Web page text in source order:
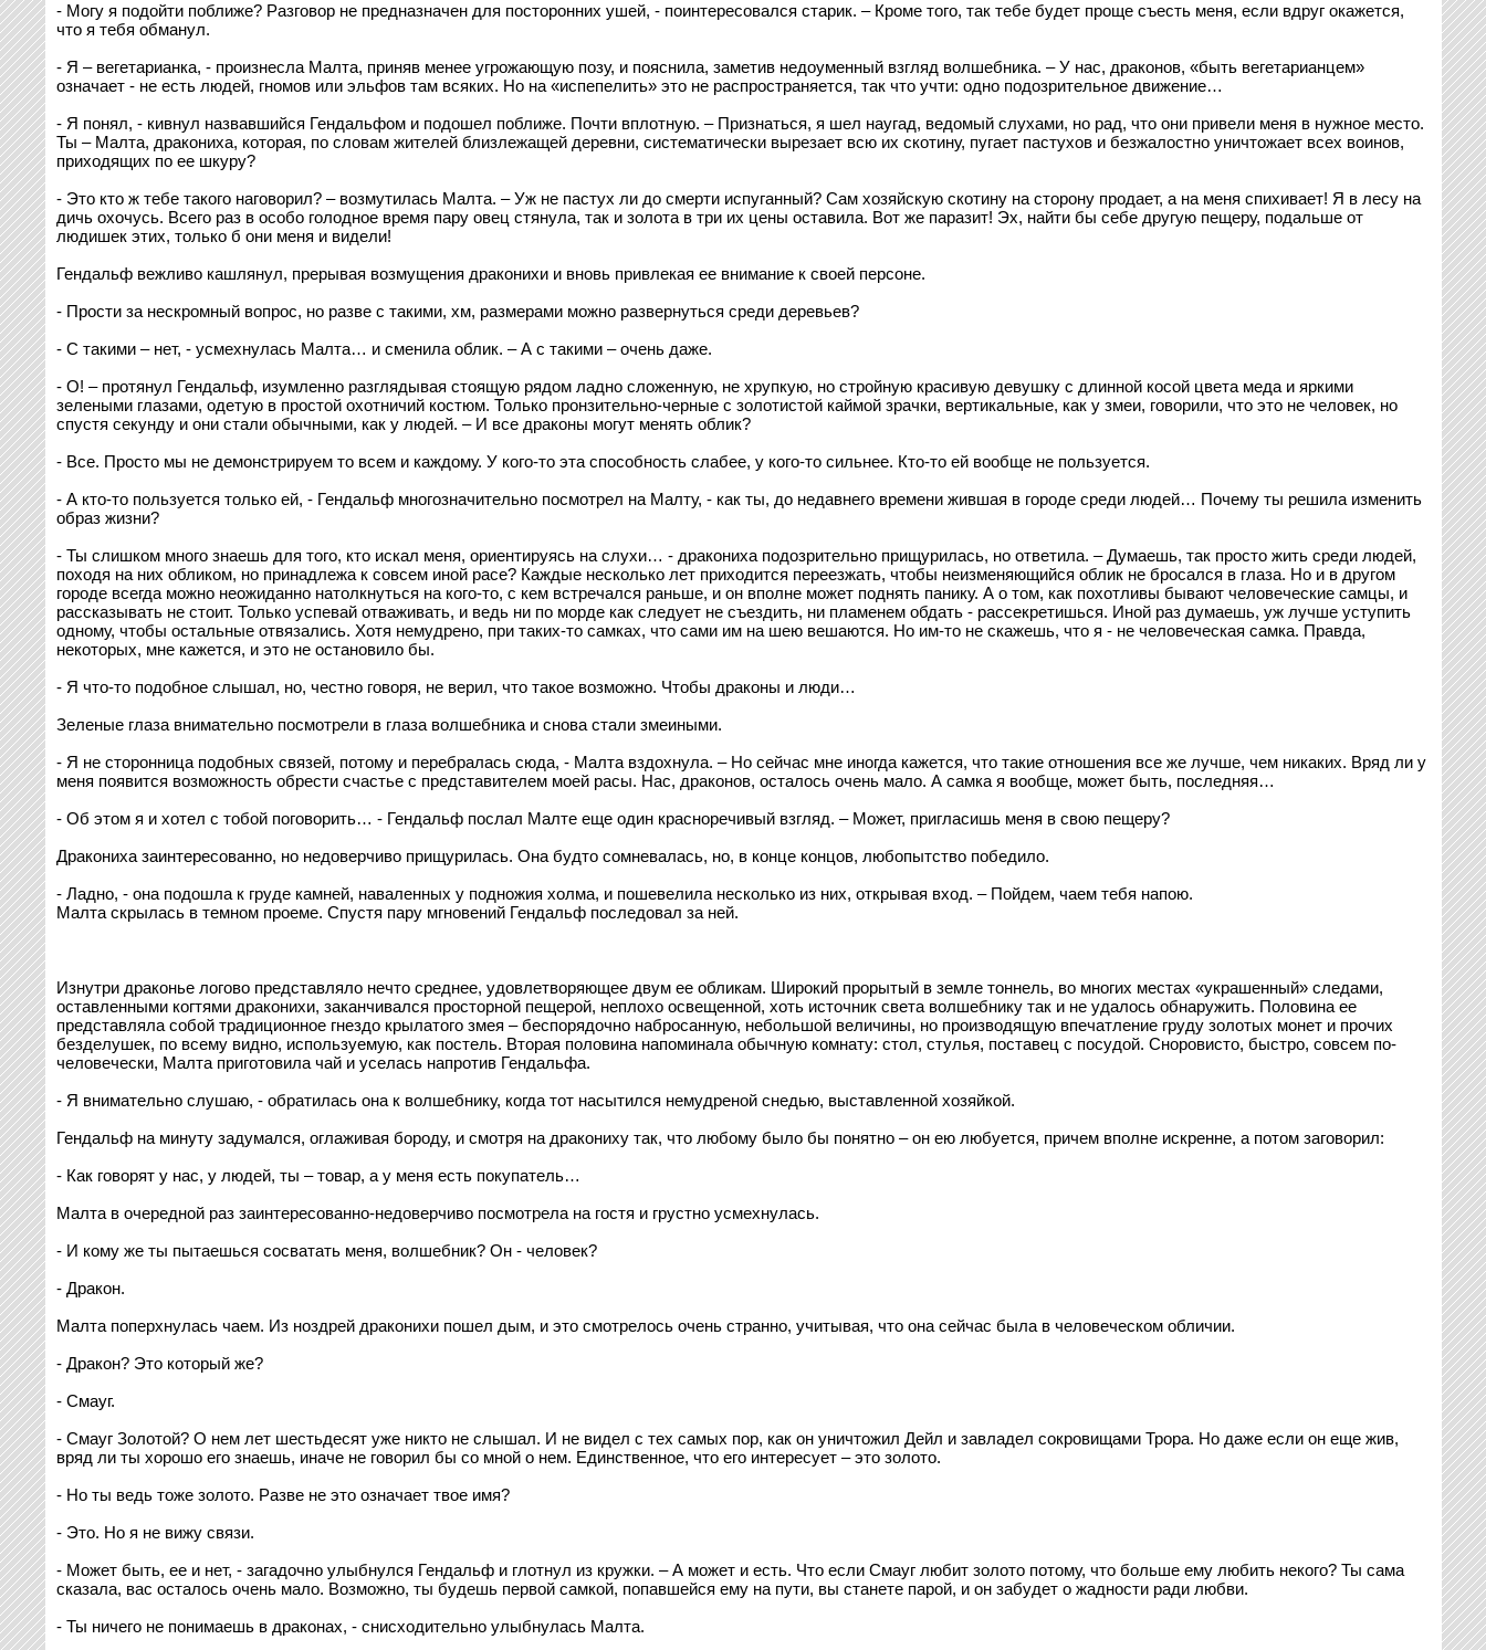
- Могу я подойти поближе? Разговор не предназначен для посторонних ушей, - поинтересовался старик. – Кроме того, так тебе будет проще съесть меня, если вдруг окажется,
что я тебя обманул.
- Я – вегетарианка, - произнесла Малта, приняв менее угрожающую позу, и пояснила, заметив недоуменный взгляд волшебника. – У нас, драконов, «быть вегетарианцем»
означает - не есть людей, гномов или эльфов там всяких. Но на «испепелить» это не распространяется, так что учти: одно подозрительное движение…
- Я понял, - кивнул назвавшийся Гендальфом и подошел поближе. Почти вплотную. – Признаться, я шел наугад, ведомый слухами, но рад, что они привели меня в нужное место.
Ты – Малта, дракониха, которая, по словам жителей близлежащей деревни, систематически вырезает всю их скотину, пугает пастухов и безжалостно уничтожает всех воинов,
приходящих по ее шкуру?
- Это кто ж тебе такого наговорил? – возмутилась Малта. – Уж не пастух ли до смерти испуганный? Сам хозяйскую скотину на сторону продает, а на меня спихивает! Я в лесу на
дичь охочусь. Всего раз в особо голодное время пару овец стянула, так и золота в три их цены оставила. Вот же паразит! Эх, найти бы себе другую пещеру, подальше от
людишек этих, только б они меня и видели!
Гендальф вежливо кашлянул, прерывая возмущения драконихи и вновь привлекая ее внимание к своей персоне.
- Прости за нескромный вопрос, но разве с такими, хм, размерами можно развернуться среди деревьев?
- С такими – нет, - усмехнулась Малта… и сменила облик. – А с такими – очень даже.
- О! – протянул Гендальф, изумленно разглядывая стоящую рядом ладно сложенную, не хрупкую, но стройную красивую девушку с длинной косой цвета меда и яркими
зелеными глазами, одетую в простой охотничий костюм. Только пронзительно-черные с золотистой каймой зрачки, вертикальные, как у змеи, говорили, что это не человек, но
спустя секунду и они стали обычными, как у людей. – И все драконы могут менять облик?
- Все. Просто мы не демонстрируем то всем и каждому. У кого-то эта способность слабее, у кого-то сильнее. Кто-то ей вообще не пользуется.
- А кто-то пользуется только ей, - Гендальф многозначительно посмотрел на Малту, - как ты, до недавнего времени жившая в городе среди людей… Почему ты решила изменить
образ жизни?
- Ты слишком много знаешь для того, кто искал меня, ориентируясь на слухи… - дракониха подозрительно прищурилась, но ответила. – Думаешь, так просто жить среди людей,
походя на них обликом, но принадлежа к совсем иной расе? Каждые несколько лет приходится переезжать, чтобы неизменяющийся облик не бросался в глаза. Но и в другом
городе всегда можно неожиданно натолкнуться на кого-то, с кем встречался раньше, и он вполне может поднять панику. А о том, как похотливы бывают человеческие самцы, и
рассказывать не стоит. Только успевай отваживать, и ведь ни по морде как следует не съездить, ни пламенем обдать - рассекретишься. Иной раз думаешь, уж лучше уступить
одному, чтобы остальные отвязались. Хотя немудрено, при таких-то самках, что сами им на шею вешаются. Но им-то не скажешь, что я - не человеческая самка. Правда,
некоторых, мне кажется, и это не остановило бы.
- Я что-то подобное слышал, но, честно говоря, не верил, что такое возможно. Чтобы драконы и люди…
Зеленые глаза внимательно посмотрели в глаза волшебника и снова стали змеиными.
- Я не сторонница подобных связей, потому и перебралась сюда, - Малта вздохнула. – Но сейчас мне иногда кажется, что такие отношения все же лучше, чем никаких. Вряд ли у
меня появится возможность обрести счастье с представителем моей расы. Нас, драконов, осталось очень мало. А самка я вообще, может быть, последняя…
- Об этом я и хотел с тобой поговорить… - Гендальф послал Малте еще один красноречивый взгляд. – Может, пригласишь меня в свою пещеру?
Дракониха заинтересованно, но недоверчиво прищурилась. Она будто сомневалась, но, в конце концов, любопытство победило.
- Ладно, - она подошла к груде камней, наваленных у подножия холма, и пошевелила несколько из них, открывая вход. – Пойдем, чаем тебя напою.
Малта скрылась в темном проеме. Спустя пару мгновений Гендальф последовал за ней.
Изнутри драконье логово представляло нечто среднее, удовлетворяющее двум ее обликам. Широкий прорытый в земле тоннель, во многих местах «украшенный» следами,
оставленными когтями драконихи, заканчивался просторной пещерой, неплохо освещенной, хоть источник света волшебнику так и не удалось обнаружить. Половина ее
представляла собой традиционное гнездо крылатого змея – беспорядочно набросанную, небольшой величины, но производящую впечатление груду золотых монет и прочих
безделушек, по всему видно, используемую, как постель. Вторая половина напоминала обычную комнату: стол, стулья, поставец с посудой. Сноровисто, быстро, совсем по-
человечески, Малта приготовила чай и уселась напротив Гендальфа.
- Я внимательно слушаю, - обратилась она к волшебнику, когда тот насытился немудреной снедью, выставленной хозяйкой.
Гендальф на минуту задумался, оглаживая бороду, и смотря на дракониху так, что любому было бы понятно – он ею любуется, причем вполне искренне, а потом заговорил:
- Как говорят у нас, у людей, ты – товар, а у меня есть покупатель…
Малта в очередной раз заинтересованно-недоверчиво посмотрела на гостя и грустно усмехнулась.
- И кому же ты пытаешься сосватать меня, волшебник? Он - человек?
- Дракон.
Малта поперхнулась чаем. Из ноздрей драконихи пошел дым, и это смотрелось очень странно, учитывая, что она сейчас была в человеческом обличии.
- Дракон? Это который же?
- Смауг.
- Смауг Золотой? О нем лет шестьдесят уже никто не слышал. И не видел с тех самых пор, как он уничтожил Дейл и завладел сокровищами Трора. Но даже если он еще жив,
вряд ли ты хорошо его знаешь, иначе не говорил бы со мной о нем. Единственное, что его интересует – это золото.
- Но ты ведь тоже золото. Разве не это означает твое имя?
- Это. Но я не вижу связи.
- Может быть, ее и нет, - загадочно улыбнулся Гендальф и глотнул из кружки. – А может и есть. Что если Смауг любит золото потому, что больше ему любить некого? Ты сама
сказала, вас осталось очень мало. Возможно, ты будешь первой самкой, попавшейся ему на пути, вы станете парой, и он забудет о жадности ради любви.
- Ты ничего не понимаешь в драконах, - снисходительно улыбнулась Малта.